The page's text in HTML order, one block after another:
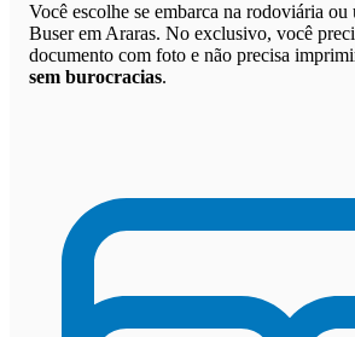
Você escolhe se embarca na rodoviária
Buser em Araras. No exclusivo, você
documento com foto e não precisa
sem burocracias.